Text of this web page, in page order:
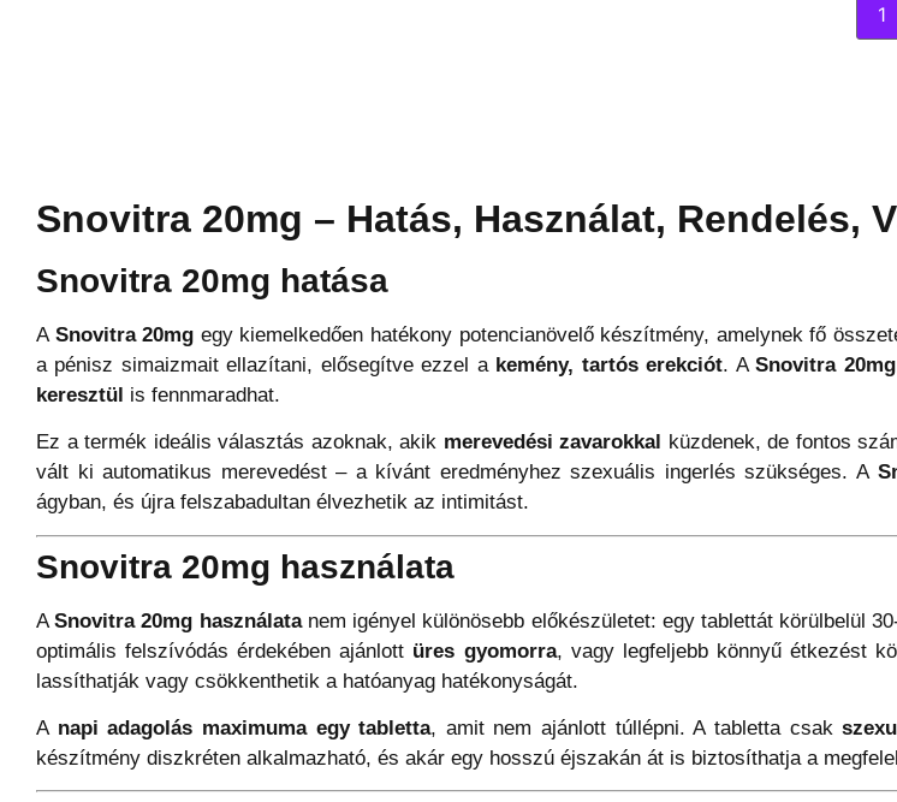
Snovitra 20mg – Hatás, Használat, Rendelés,
Snovitra 20mg hatása
A Snovitra 20mg egy kiemelkedően hatékony potencianövelő készítmény, amelynek fő
a pénisz simaizmait ellazítani, elősegítve ezzel a kemény, tartós erekciót. ASnovitra
keresztül is fennmaradhat.
Ez a termék ideális választás azoknak, akik merevedési zavarokkal küzdenek, de fontos
vált ki automatikus merevedést – a kívánt eredményhez szexuális ingerlés szükséges. A
ágyban, és újra felszabadultan élvezhetik az intimitást.
Snovitra 20mg használata
ASnovitra 20mg használatanem igényel különösebb előkészületet: egy tablettát körülbelül
optimális felszívódás érdekében ajánlott üres gyomorra, vagy legfeljebb könnyű étkezést
lassíthatják vagy csökkenthetik a hatóanyag hatékonyságát.
A napi adagolás maximuma egy tabletta, amit nem ajánlott túllépni. A tabletta csak
készítmény diszkréten alkalmazható, és akár egy hosszú éjszakán át is biztosíthatja a